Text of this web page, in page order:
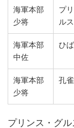
海軍本部
少将
プ
ルス
海軍本部
中佐
ひ
海軍本部
少将
孔雀
プリンス・グ